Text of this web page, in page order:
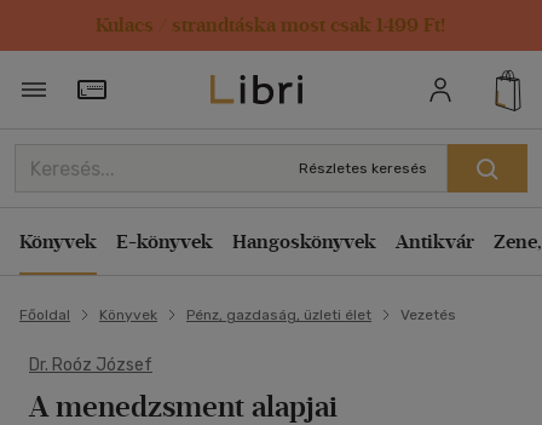
Kulacs / strandtáska most csak 1499 Ft!
Törzsvásárlói Kártya adatai
Részletes keresés
Könyvek E-könyvek Hangoskönyvek Antikvár
Főoldal Könyvek Pénz, gazdaság, üzleti élet Vezetés
Dr. Roóz József
A menedzsment alapjai